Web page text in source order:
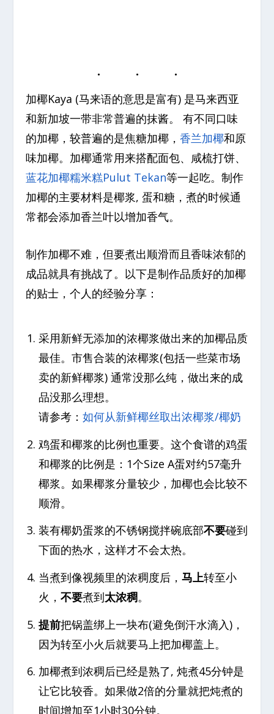
加椰Kaya (马来语的意思是富有) 是马来西亚
和新加坡一带非常普遍的抹酱。 有不同口味
的加椰，较普遍的是焦糖加椰，香兰加椰和原
味加椰。加椰通常用来搭配面包、咸梳打饼、
蓝花加椰糯米糕Pulut Tekan等一起吃。制作
加椰的主要材料是椰浆, 蛋和糖，煮的时候通
常都会添加香兰叶以增加香气。
制作加椰不难，但要煮出顺滑而且香味浓郁的
成品就具有挑战了。以下是制作品质好的加椰
的贴士，个人的经验分享：
采用新鲜无添加的浓椰浆做出来的加椰品质
最佳。市售合装的浓椰浆(包括一些菜市场
卖的新鲜椰浆) 通常没那么纯，做出来的成
品没那么理想。
请参考： 如何从新鲜椰丝取出浓椰浆/椰奶
鸡蛋和椰浆的比例也重要。这个食谱的鸡蛋
和椰浆的比例是：1个Size A蛋对约57毫升
椰浆。如果椰浆分量较少，加椰也会比较不
顺滑。
装有椰奶蛋浆的不锈钢搅拌碗底部不要碰到
下面的热水，这样才不会太热。
当煮到像视频里的浓稠度后， 马上转至小
火， 不要煮到太浓稠。
提前把锅盖绑上一块布(避免倒汗水滴入)，
因为转至小火后就要马上把加椰盖上。
加椰煮到浓稠后已经是熟了, 炖煮45分钟是
让它比较香。如果做2倍的分量就把炖煮的
时间增加至1小时30分钟。